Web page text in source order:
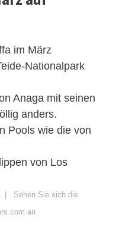
im März
Nationalpark
Anaga mit seinen
anders.
Pools wie die von
von Los
| Sehen Sie sich die
an